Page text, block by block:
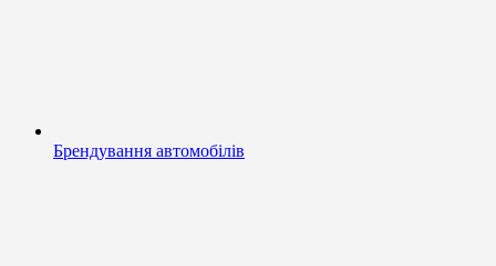
Брендування автомобілів